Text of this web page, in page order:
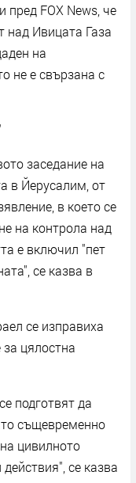
пред FOX News, че
над Ивицата Газа
на
не е свързана с
заседание на
в Йерусалим, от
в което се
на контрола над
е включил "пет
се казва в
се изправиха
цялостна
подготвят да
същевременно
цивилното
се казва